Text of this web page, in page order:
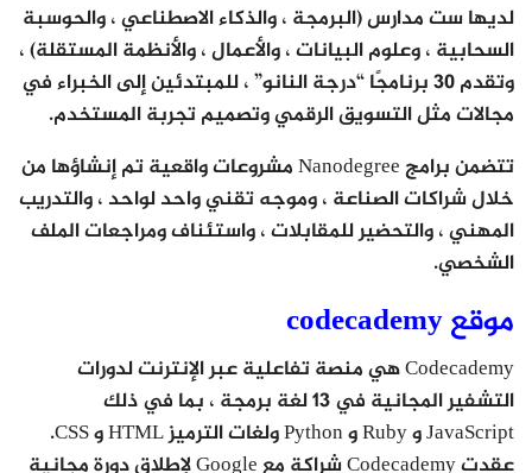
لديها ست مدارس (البرمجة ، والذكاء الاصطناعي ، والحوسبة
السحابية ، وعلوم البيانات ، والأعمال ، والأنظمة المستقلة) ،
وتقدم 30 برنامجًا “درجة النانو” ، للمبتدئين إلى الخبراء في
مجالات مثل التسويق الرقمي وتصميم تجربة المستخدم.
تتضمن برامج Nanodegree مشروعات واقعية تم إنشاؤها من
خلال شراكات الصناعة ، وموجه تقني واحد لواحد ، والتدريب
المهني ، والتحضير للمقابلات ، واستئناف ومراجعات الملف
الشخصي.
موقع codecademy
Codecademy هي منصة تفاعلية عبر الإنترنت لدورات
التشفير المجانية في 13 لغة برمجة ، بما في ذلك
JavaScript و Ruby و Python ولغات الترميز HTML و CSS.
عقدت Codecademy شراكة مع Google لإطلاق دورة مجانية